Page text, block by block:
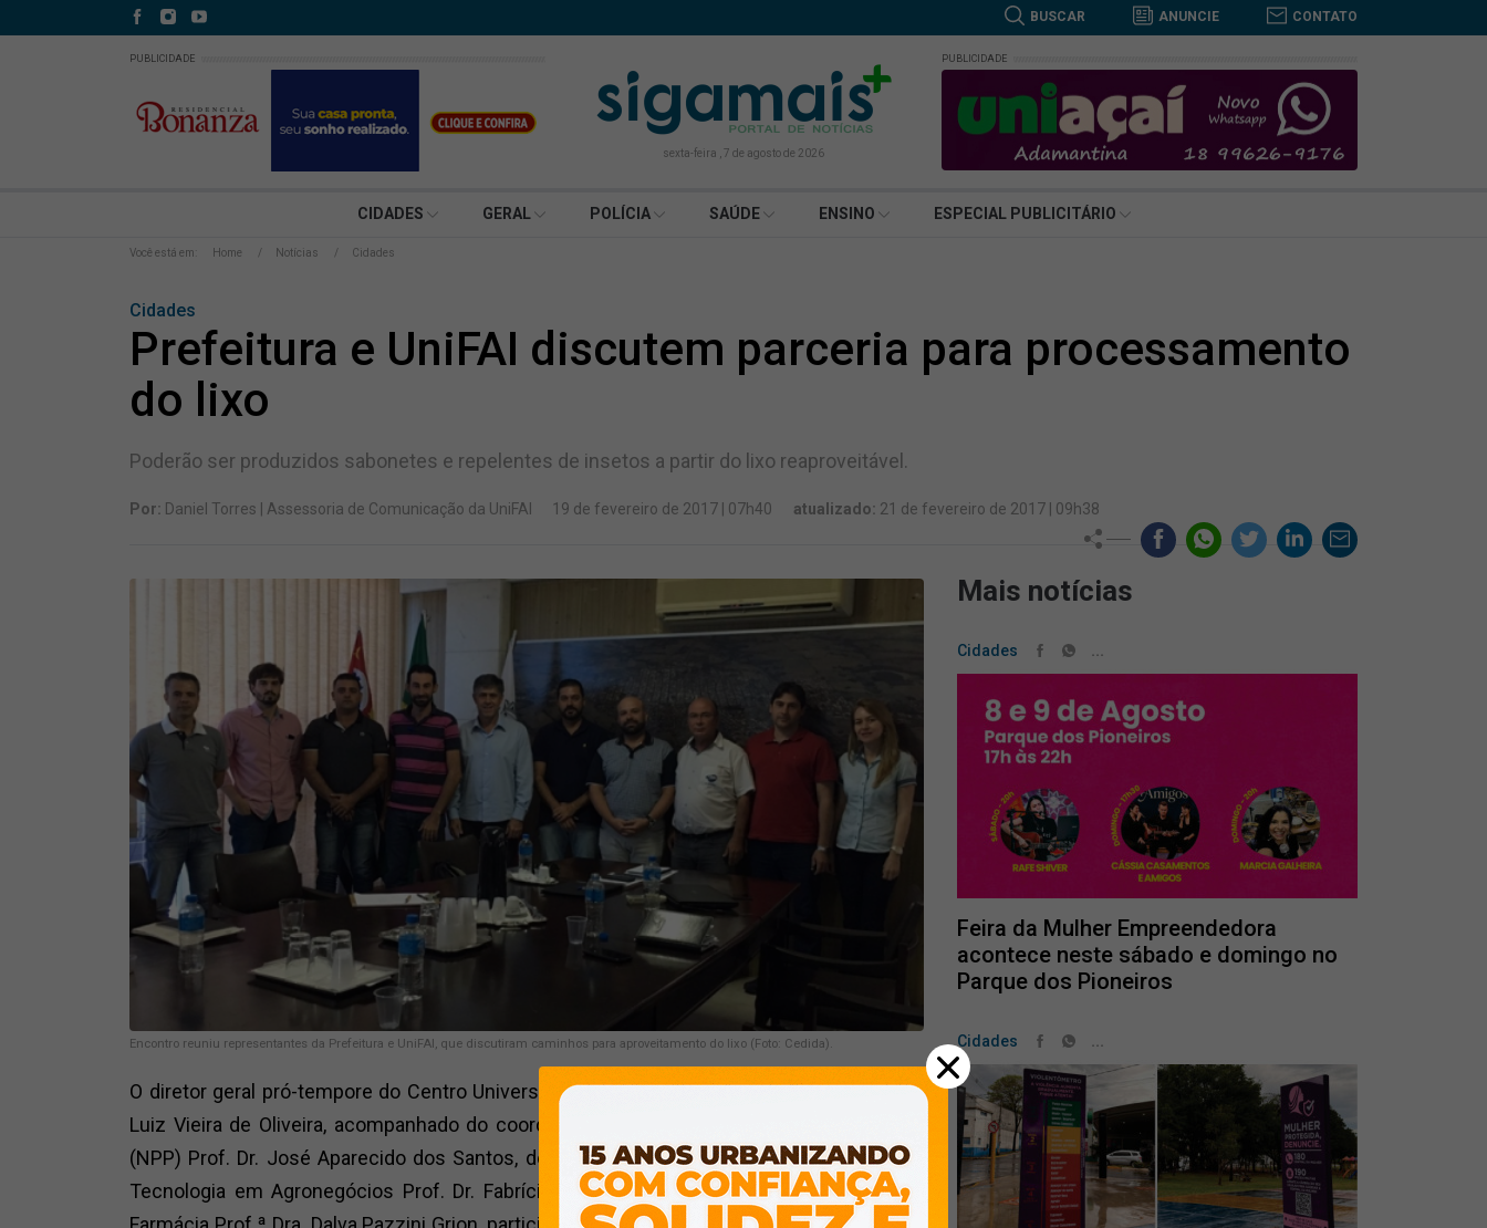
BUSCAR ANUNCIE CONTATO
PUBLICIDADE
sexta-feira , 7 de agosto de 2026
PUBLICIDADE
CIDADES GERAL POLÍCIA SAÚDE ENSINO ESPECIAL PUBLICITÁRIO
BUSCAR
Você está em: Home Notícias Cidades
Cidades
Prefeitura e UniFAI discutem parceria para processamento
do lixo
Poderão ser produzidos sabonetes e repelentes de insetos a partir do lixo reaproveitável.
Por: Daniel Torres | Assessoria de Comunicação da UniFAI 19 de fevereiro de 2017 | 07h40 atualizado: 21 de fevereiro de 2017 | 09h38
Encontro reuniu representantes da Prefeitura e UniFAI, que discutiram caminhos para aproveitamento do lixo (Foto: Cedida).
O diretor geral pró-tempore do Centro Universitário de Adamantina (UniFAI), Prof. Dr. José
Luiz Vieira de Oliveira, acompanhado do coordenador do Núcleo de Prática de Pesquisa
(NPP) Prof. Dr. José Aparecido dos Santos, do coordenador dos cursos de Agronomia e
Tecnologia em Agronegócios Prof. Dr. Fabrício Rimoldi e da coordenadora do curso de
Mais notícias
Cidades ...
Feira da Mulher Empreendedora
acontece neste sábado e domingo no
Parque dos Pioneiros
Cidades ...